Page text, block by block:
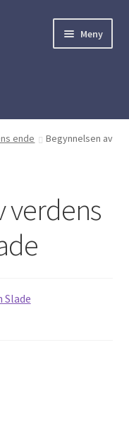
Meny
ende
Begynnelsen av
verdens
Slade